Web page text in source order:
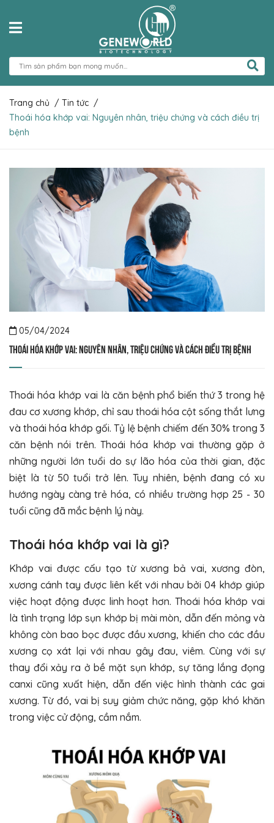
Trang chủ / Tin tức /
Thoái hóa khớp vai: Nguyên nhân, triệu chứng và cách điều trị
bệnh
05/04/2024
Thoái hóa khớp vai: Nguyên nhân, triệu chứng và cách điều trị bệnh
Thoái hóa khớp vai là căn bệnh phổ biến thứ 3 trong hệ
đau cơ xương khớp, chỉ sau thoái hóa cột sống thắt lưng
và thoái hóa khớp gối. Tỷ lệ bệnh chiếm đến 30% trong 3
căn bệnh nói trên. Thoái hóa khớp vai thường gặp ở
những người lớn tuổi do sự lão hóa của thời gian, đặc
biệt là từ 50 tuổi trở lên. Tuy nhiên, bệnh đang có xu
hướng ngày càng trẻ hóa, có nhiều trường hợp 25 - 30
tuổi cũng đã mắc bệnh lý này.
Thoái hóa khớp vai là gì?
Khớp vai được cấu tạo từ xương bả vai, xương đòn,
xương cánh tay được liên kết với nhau bởi 04 khớp giúp
việc hoạt động được linh hoạt hơn. Thoái hóa khớp vai
là tình trạng lớp sụn khớp bị mài mòn, dẫn đến mỏng và
không còn bao bọc được đầu xương, khiến cho các đầu
xương cọ xát lại với nhau gây đau, viêm. Cùng với sự
thay đổi xảy ra ở bề mặt sụn khớp, sự tăng lắng đọng
canxi cũng xuất hiện, dẫn đến việc hình thành các gai
xương. Từ đó, vai bị suy giảm chức năng, gặp khó khăn
trong việc cử động, cầm nắm.